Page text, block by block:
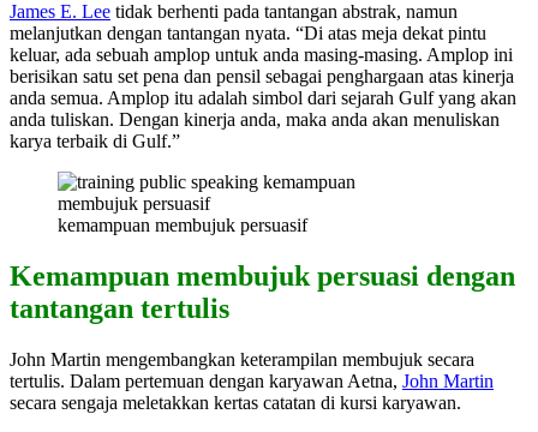
James E. Lee tidak berhenti pada tantangan abstrak, namun
melanjutkan dengan tantangan nyata. “Di atas meja dekat pintu
keluar, ada sebuah amplop untuk anda masing-masing. Amplop ini
berisikan satu set pena dan pensil sebagai penghargaan atas kinerja
anda semua. Amplop itu adalah simbol dari sejarah Gulf yang akan
anda tuliskan. Dengan kinerja anda, maka anda akan menuliskan
karya terbaik di Gulf.”
kemampuan membujuk persuasif
Kemampuan membujuk persuasi dengan
tantangan tertulis
John Martin mengembangkan keterampilan membujuk secara
tertulis. Dalam pertemuan dengan karyawan Aetna, John Martin
secara sengaja meletakkan kertas catatan di kursi karyawan.